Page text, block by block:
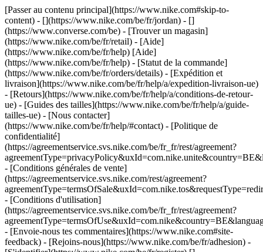
[Passer au contenu principal](https://www.nike.com#skip-to-
content) - [](https://www.nike.com/be/fr/jordan) - []
(https://www.converse.com/be) - [Trouver un magasin]
(https://www.nike.com/be/fr/retail) - [Aide]
(https://www.nike.com/be/fr/help) [Aide]
(https://www.nike.com/be/fr/help) - [Statut de la commande]
(https://www.nike.com/be/fr/orders/details) - [Expédition et
livraison](https://www.nike.com/be/fr/help/a/expedition-livraison-ue)
- [Retours](https://www.nike.com/be/fr/help/a/conditions-de-retour-
ue) - [Guides des tailles](https://www.nike.com/be/fr/help/a/guide-
tailles-ue) - [Nous contacter]
(https://www.nike.com/be/fr/help/#contact) - [Politique de
confidentialité]
(https://agreementservice.svs.nike.com/be/fr_fr/rest/agreement?
- [Conditions générales de vente]
(https://agreementservice.svs.nike.com/rest/agreement?
- [Conditions d'utilisation]
(https://agreementservice.svs.nike.com/be/fr_fr/rest/agreement?
- [Envoie-nous tes commentaires](https://www.nike.com#site-
feedback) - [Rejoins-nous](https://www.nike.com/be/fr/adhesion) -